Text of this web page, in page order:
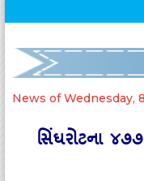
News of Wednesday,
સિંઘરોટના